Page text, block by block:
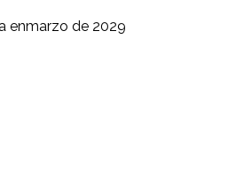
enmarzo de 2029